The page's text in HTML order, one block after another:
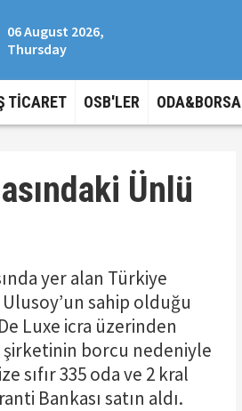
06 August 2026,
Thursday
TİCARET OSB'LER ODA&BORSA
Ünlü
yer alan Türkiye
sahip olduğu
Luxe icra üzerinden
şirketinin borcu nedeniyle
sıfır 335 oda ve 2 kral
Bankası satın aldı.